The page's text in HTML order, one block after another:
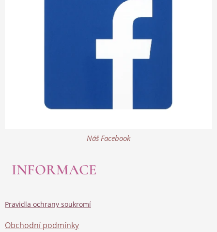
Náš Facebook
INFORMACE
Pravidla ochrany soukromí
Obchodní podmínky